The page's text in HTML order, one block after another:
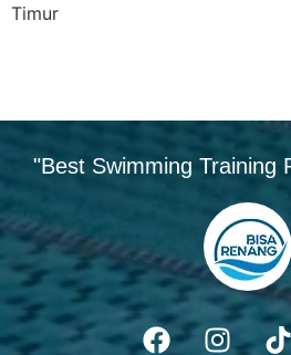
Timur
"Best Swimming Training